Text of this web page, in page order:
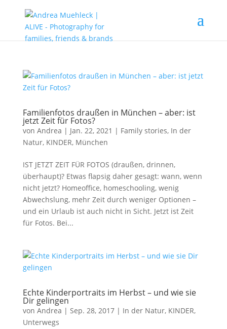
Familienfotos draußen in München – aber: ist
jetzt Zeit für Fotos?
von Andrea | Jan. 22, 2021 | Family stories, In der
Natur, KINDER, München
IST JETZT ZEIT FÜR FOTOS (draußen, drinnen,
überhaupt)? Etwas flapsig daher gesagt: wann, wenn
nicht jetzt? Homeoffice, homeschooling, wenig
Abwechslung, mehr Zeit durch weniger Optionen –
und ein Urlaub ist auch nicht in Sicht. Jetzt ist Zeit
für Fotos. Bei...
Echte Kinderportraits im Herbst – und wie sie
Dir gelingen
von Andrea | Sep. 28, 2017| In der Natur, KINDER,
Unterwegs